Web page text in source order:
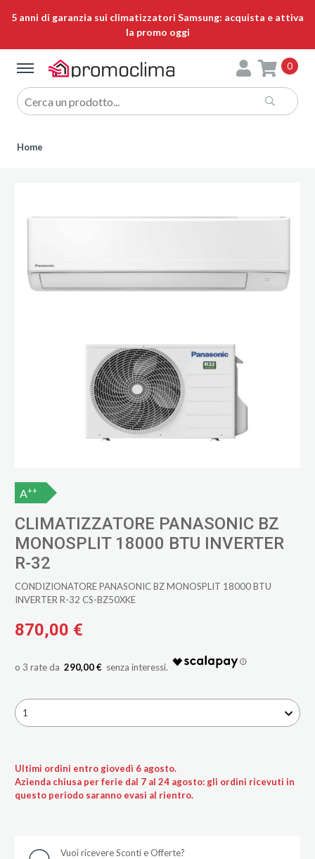
5 anni di garanzia sui climatizzatori Samsung: acquista e attiva
la promo oggi
0
Home
A++
CLIMATIZZATORE PANASONIC BZ
MONOSPLIT 18000 BTU INVERTER
R-32
CONDIZIONATORE PANASONIC BZ MONOSPLIT 18000 BTU
INVERTER R-32 CS-BZ50XKE
870,00 €
290,00 €
1
Ultimi ordini entro giovedì 6 agosto.
Azienda chiusa per ferie dal 7 al 24 agosto: gli ordini ricevuti in
questo periodo saranno evasi al rientro.
Vuoi ricevere Sconti e Offerte?